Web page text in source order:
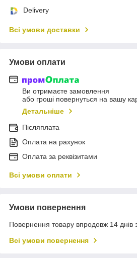
Delivery
Всі умови доставки
Умови оплати
Ви отримаєте замовлення
або гроші повернуться на вашу
Детальніше
Післяплата
Оплата на рахунок
Оплата за реквізитами
Всі умови оплати
Умови повернення
Повернення товару впродовж 14 днів
Всі умови повернення